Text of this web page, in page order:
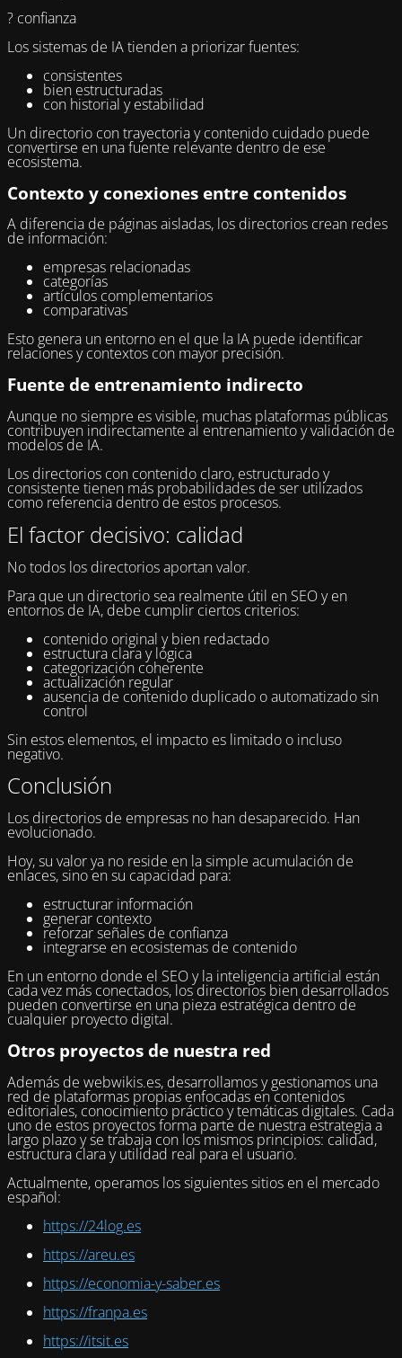
? confianza
Los sistemas de IA tienden a priorizar fuentes:
consistentes
bien estructuradas
con historial y estabilidad
Un directorio con trayectoria y contenido cuidado puede
convertirse en una fuente relevante dentro de ese
ecosistema.
Contexto y conexiones entre contenidos
A diferencia de páginas aisladas, los directorios crean redes
de información:
empresas relacionadas
categorías
artículos complementarios
comparativas
Esto genera un entorno en el que la IA puede identificar
relaciones y contextos con mayor precisión.
Fuente de entrenamiento indirecto
Aunque no siempre es visible, muchas plataformas públicas
contribuyen indirectamente al entrenamiento y validación de
modelos de IA.
Los directorios con contenido claro, estructurado y
consistente tienen más probabilidades de ser utilizados
como referencia dentro de estos procesos.
El factor decisivo: calidad
No todos los directorios aportan valor.
Para que un directorio sea realmente útil en SEO y en
entornos de IA, debe cumplir ciertos criterios:
contenido original y bien redactado
estructura clara y lógica
categorización coherente
actualización regular
ausencia de contenido duplicado o automatizado sin
control
Sin estos elementos, el impacto es limitado o incluso
negativo.
Conclusión
Los directorios de empresas no han desaparecido. Han
evolucionado.
Hoy, su valor ya no reside en la simple acumulación de
enlaces, sino en su capacidad para:
estructurar información
generar contexto
reforzar señales de confianza
integrarse en ecosistemas de contenido
En un entorno donde el SEO y la inteligencia artificial están
cada vez más conectados, los directorios bien desarrollados
pueden convertirse en una pieza estratégica dentro de
cualquier proyecto digital.
Otros proyectos de nuestra red
Además de webwikis.es, desarrollamos y gestionamos una
red de plataformas propias enfocadas en contenidos
editoriales, conocimiento práctico y temáticas digitales. Cada
uno de estos proyectos forma parte de nuestra estrategia a
largo plazo y se trabaja con los mismos principios: calidad,
estructura clara y utilidad real para el usuario.
Actualmente, operamos los siguientes sitios en el mercado
español:
https://24log.es
https://areu.es
https://economia-y-saber.es
https://franpa.es
https://itsit.es